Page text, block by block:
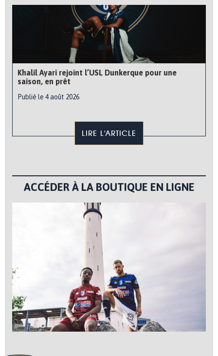
Khalil Ayari rejoint l’USL Dunkerque pour une
saison, en prêt
Publié le 4 août 2026
LIRE L'ARTICLE
ACCÉDER À LA BOUTIQUE EN LIGNE